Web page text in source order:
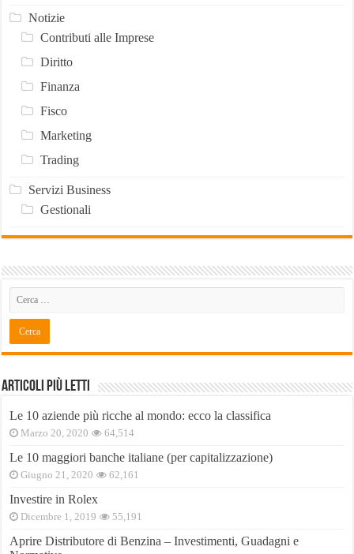
Notizie
Contributi alle Imprese
Diritto
Finanza
Fisco
Marketing
Trading
Servizi Business
Gestionali
Articoli Più Letti
Le 10 aziende più ricche al mondo: ecco la classifica
Marzo 20, 2020 64,514
Le 10 maggiori banche italiane (per capitalizzazione)
Giugno 21, 2020 62,161
Investire in Rolex
Dicembre 1, 2019 55,191
Aprire Distributore di Benzina – Investimenti, Guadagni e